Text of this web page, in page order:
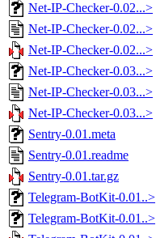
Net-IP-Checker-0.02...>
Net-IP-Checker-0.02...>
Net-IP-Checker-0.02...>
Net-IP-Checker-0.03...>
Net-IP-Checker-0.03...>
Net-IP-Checker-0.03...>
Sentry-0.01.meta
Sentry-0.01.readme
Sentry-0.01.tar.gz
Telegram-BotKit-0.01..>
Telegram-BotKit-0.01..>